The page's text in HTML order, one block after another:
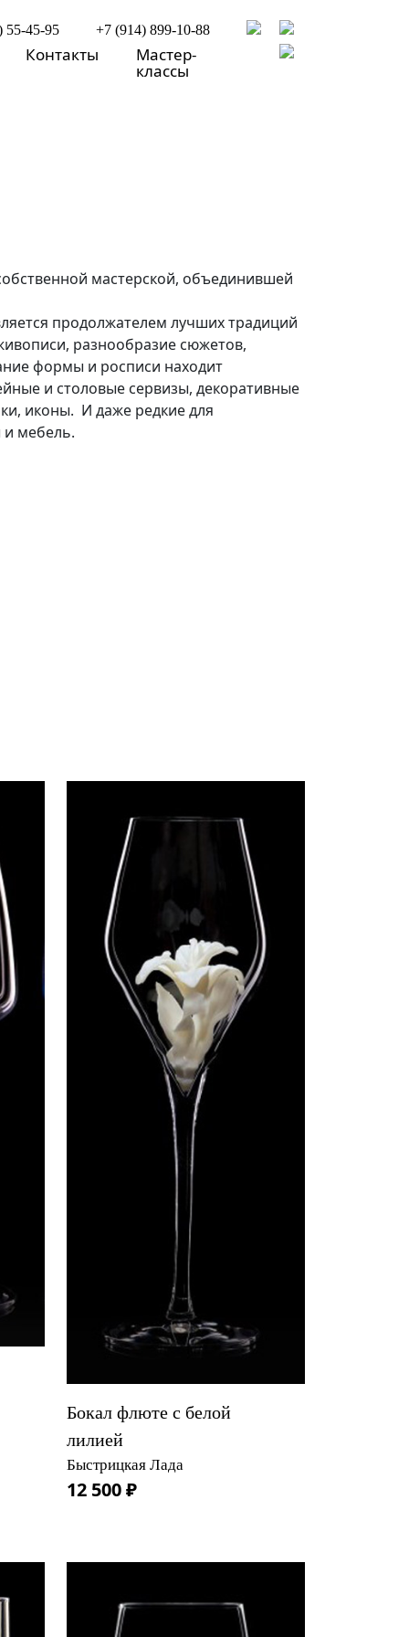
55-45-95 +7 (914) 899-10-88
Контакты Мастер-
классы
мастерской, объединившей
продолжателем лучших традиций
разнообразие сюжетов,
формы и росписи находит
и столовые сервизы, декоративные
иконы. И даже редкие для
мебель.
Бокал флюте с белой
лилией
Быстрицкая Лада
12 500 ₽